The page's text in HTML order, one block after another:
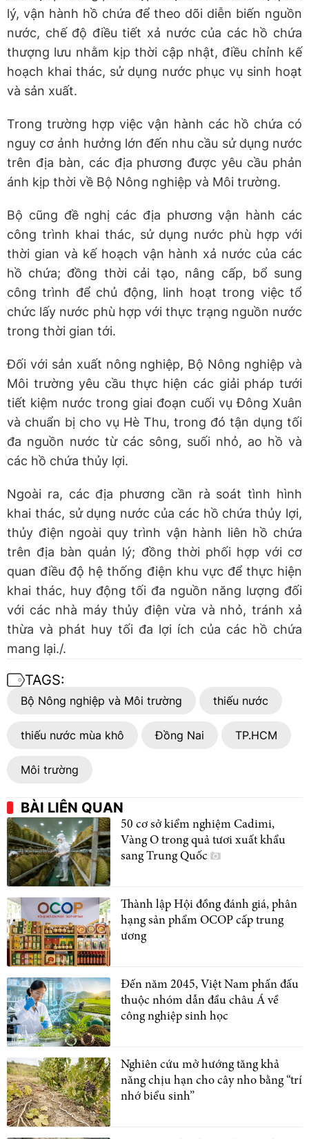
lý, vận hành hồ chứa để theo dõi diễn biến nguồn
nước, chế độ điều tiết xả nước của các hồ chứa
thượng lưu nhằm kịp thời cập nhật, điều chỉnh kế
hoạch khai thác, sử dụng nước phục vụ sinh hoạt
và sản xuất.
Trong trường hợp việc vận hành các hồ chứa có
nguy cơ ảnh hưởng lớn đến nhu cầu sử dụng nước
trên địa bàn, các địa phương được yêu cầu phản
ánh kịp thời về Bộ Nông nghiệp và Môi trường.
Bộ cũng đề nghị các địa phương vận hành các
công trình khai thác, sử dụng nước phù hợp với
thời gian và kế hoạch vận hành xả nước của các
hồ chứa; đồng thời cải tạo, nâng cấp, bổ sung
công trình để chủ động, linh hoạt trong việc tổ
chức lấy nước phù hợp với thực trạng nguồn nước
trong thời gian tới.
Đối với sản xuất nông nghiệp, Bộ Nông nghiệp và
Môi trường yêu cầu thực hiện các giải pháp tưới
tiết kiệm nước trong giai đoạn cuối vụ Đông Xuân
và chuẩn bị cho vụ Hè Thu, trong đó tận dụng tối
đa nguồn nước từ các sông, suối nhỏ, ao hồ và
các hồ chứa thủy lợi.
Ngoài ra, các địa phương cần rà soát tình hình
khai thác, sử dụng nước của các hồ chứa thủy lợi,
thủy điện ngoài quy trình vận hành liên hồ chứa
trên địa bàn quản lý; đồng thời phối hợp với cơ
quan điều độ hệ thống điện khu vực để thực hiện
khai thác, huy động tối đa nguồn năng lượng đối
với các nhà máy thủy điện vừa và nhỏ, tránh xả
thừa và phát huy tối đa lợi ích của các hồ chứa
mang lại./.
TAGS:
Bộ Nông nghiệp và Môi trường thiếu nước
thiếu nước mùa khô Đồng Nai TP.HCM
Môi trường
BÀI LIÊN QUAN
50 cơ sở kiểm nghiệm Cadimi,
Vàng O trong quả tươi xuất khẩu
sang Trung Quốc
Thành lập Hội đồng đánh giá, phân
hạng sản phẩm OCOP cấp trung
ương
Đến năm 2045, Việt Nam phấn đấu
thuộc nhóm dẫn đầu châu Á về
công nghiệp sinh học
Nghiên cứu mở hướng tăng khả
năng chịu hạn cho cây nho bằng “trí
nhớ biểu sinh”